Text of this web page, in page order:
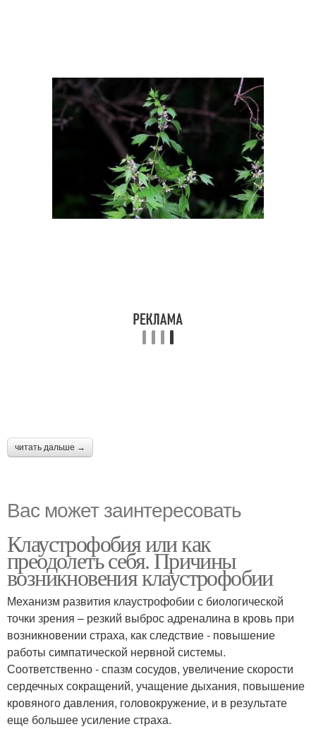
читать дальше →
Вас может заинтересовать
Клаустрофобия или как
преодолеть себя. Причины
возникновения клаустрофобии
Механизм развития клаустрофобии с биологической
точки зрения – резкий выброс адреналина в кровь при
возникновении страха, как следствие - повышение
работы симпатической нервной системы.
Соответственно - спазм сосудов, увеличение скорости
сердечных сокращений, учащение дыхания, повышение
кровяного давления, головокружение, и в результате
еще большее усиление страха.